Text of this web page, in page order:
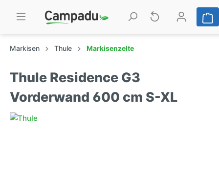
Markisen Thule Markisenzelte
Thule Residence G3
Vorderwand 600 cm S-XL